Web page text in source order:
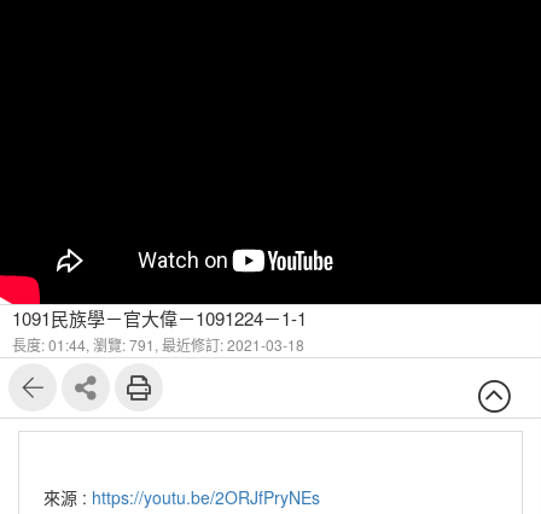
1091民族學－官大偉－1091224－1-1
長度: 01:44, 瀏覽: 791, 最近修訂: 2021-03-18
來源 : https://youtu.be/2ORJfPryNEs